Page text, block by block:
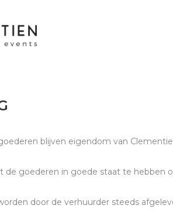
blijven eigendom van
de goederen in goede staat te hebben
door de verhuurder steeds